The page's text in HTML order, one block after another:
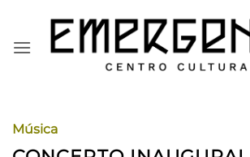
content
Música